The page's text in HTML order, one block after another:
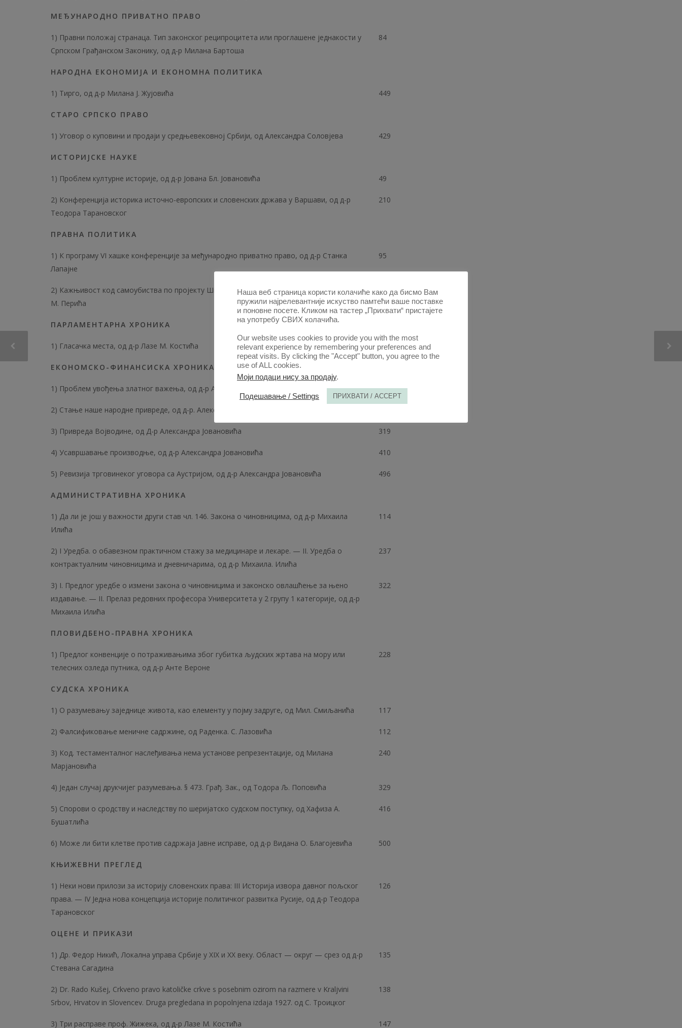
МЕЂУНАРОДНО ПРИВАТНО ПРАВО
1) Правни положај странаца. Тип законског реципроцитета или проглашене једнакости у
Српском Грађанском Законику, од д-р Милана Бартоша
84
НАРОДНА ЕКОНОМИЈА И ЕКОНОМНА ПОЛИТИКА
1) Тирго, од д-р Милана Ј. Жујовића 449
СТАРО СРПСКО ПРАВО
1) Уговор о куповини и продаји у средњевековној Србији, од Александра Соловјева 429
ИСТОРИЈСКЕ НАУКЕ
1) Проблем културне историје, од д-р Јована Бл. Јовановића 49
2) Конференција историка источно-европских и словенских држава у Варшави, од д-р
Теодора Тарановског
210
ПРАВНА ПОЛИТИКА
1) К програму VI хашке конференције за међународно приватно право, од д-р Станка
Лапајне
95
2) Кажњивост код самоубиства по пројекту Швајцарског Казненог Законика, од Живојина
М. Перића
487
ПАРЛАМЕНТАРНА ХРОНИКА
1) Гласачка места, од д-р Лазе М. Костића 399
ЕКОНОМСКО-ФИНАНСИСКА ХРОНИКА
1) Проблем увођења златног важења, од д-р Александра Јовановића 110
2) Стање наше народне привреде, од д-р. Александра Јовановића
3) Привреда Војводине, од Д-р Александра Јовановића 319
4) Усавршавање производње, од д-р Александра Јовановића 410
5) Ревизија трговинеког уговора са Аустријом, од д-р Александра Јовановића 496
АДМИНИСТРАТИВНА ХРОНИКА
1) Да ли је још у важности други став чл. 146. Закона о чиновницима, од д-р Михаила
Илића
114
2) I Уредба. о обавезном практичном стажу за медицинаре и лекаре. — II. Уредба о
контрактуалним чиновницима и дневничарима, од д-р Михаила. Илића
237
3) I. Предлог уредбе о измени закона о чиновницима и законско овлашћење за њено
издавање. — II. Прелаз редовних професора Университета у 2 групу 1 категорије, од д-р
Михаила Илића
322
ПЛОВИДБЕНО-ПРАВНА ХРОНИКА
1) Предлог конвенције о потраживањима због губитка људских жртава на мору или
телесних озледа путника, од д-р Анте Вероне
228
СУДСКА ХРОНИКА
1) О разумевању заједнице живота, као елементу у појму задруге, од Мил. Смиљанића 117
2) Фалсификовање меничне садржине, од Раденка. С. Лазовића 112
3) Код. тестаменталног наслеђивања нема установе репрезентације, од Милана
Марјановића
240
4) Један случај друкчијег разумевања. § 473. Грађ. Зак., од Тодора Љ. Поповића 329
5) Спорови о сродству и наследству по шеријатско судском поступку, од Хафиза А.
Бушатлића
416
6) Може ли бити клетве против садржаја Јавне исправе, од д-р Видана О. Благојевића 500
КЊИЖЕВНИ ПРЕГЛЕД
1) Неки нови прилози за историју словенских права: III Историја извора давног пољског
права. — IV Jедна нова концепција историје политичког развитка Русије, од д-р Теодора
Тарановског
126
ОЦЕНЕ И ПРИКАЗИ
1) Др. Федор Никић, Локална управа Србије у ХIХ и ХХ веку. Област — округ — срез од д-р
Стевана Сагадина
135
2) Dr. Rado Kušej, Crkveno pravo katoličke crkve s posebnim ozirom na razmere v Kraljvini
Srbov, Hrvatov in Slovencev. Druga pregledana in popolnjena izdaja 1927. од С. Троицког
138
3) Три расправе проф. Жижека, од д-р Лазе М. Костића 147
Наша веб страница користи колачиће како да бисмо Вам
пружили најрелевантније искуство памтећи ваше поставке
и поновне посете. Кликом на тастер „Прихвати“ пристајете
на употребу СВИХ колачића.
Our website uses cookies to provide you with the most
relevant experience by remembering your preferences and
repeat visits. By clicking the "Accept" button, you agree to the
use of ALL cookies.
Моји подаци нису за продају.
Подешавање / Settings ПРИХВАТИ / ACCEPT